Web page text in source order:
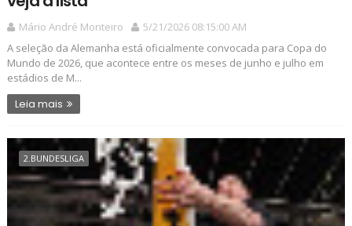
Mário André Monteiro
5/21/2026 08:15:00 AM
A seleção da Alemanha está oficialmente convocada para Copa do
Mundo de 2026, que acontece entre os meses de junho e julho em
estádios de M...
Leia mais
2.BUNDESLIGA